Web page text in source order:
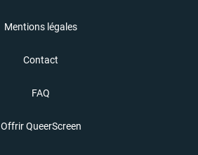
Mentions légales
Contact
FAQ
Offrir QueerScreen